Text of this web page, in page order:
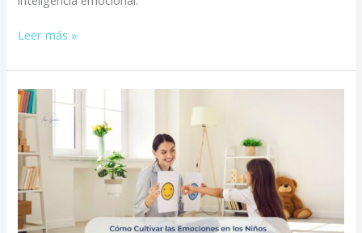
Leer más »
Cómo
Cultivar
las
Emociones
en
los
Niños